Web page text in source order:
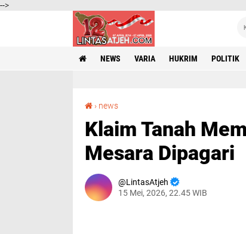
-->
NEWS VARIA HUKRIM POLITIK
› news
Klaim Tanah
Mesara Dipagari
LintasAtjeh
15 Mei, 2026, 22.45 WIB